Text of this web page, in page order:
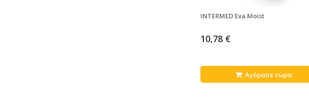
INTERMED Eva Moist
10,78 €
Αγόρασε τώρα